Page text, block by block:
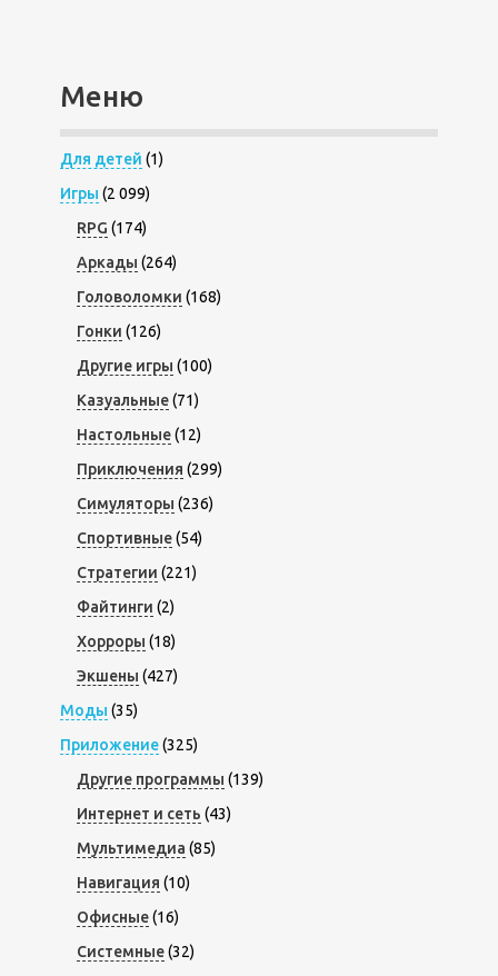
Меню
Для детей (1)
Игры (2 099)
RPG (174)
Аркады (264)
Головоломки (168)
Гонки (126)
Другие игры (100)
Казуальные(71)
Настольные(12)
Приключения (299)
Симуляторы (236)
Спортивные(54)
Стратегии (221)
Файтинги (2)
Хорроры (18)
Экшены (427)
Моды (35)
Приложение(325)
Другие программы (139)
Интернет и сеть (43)
Мультимедиа (85)
Навигация (10)
Офисные(16)
Системные(32)